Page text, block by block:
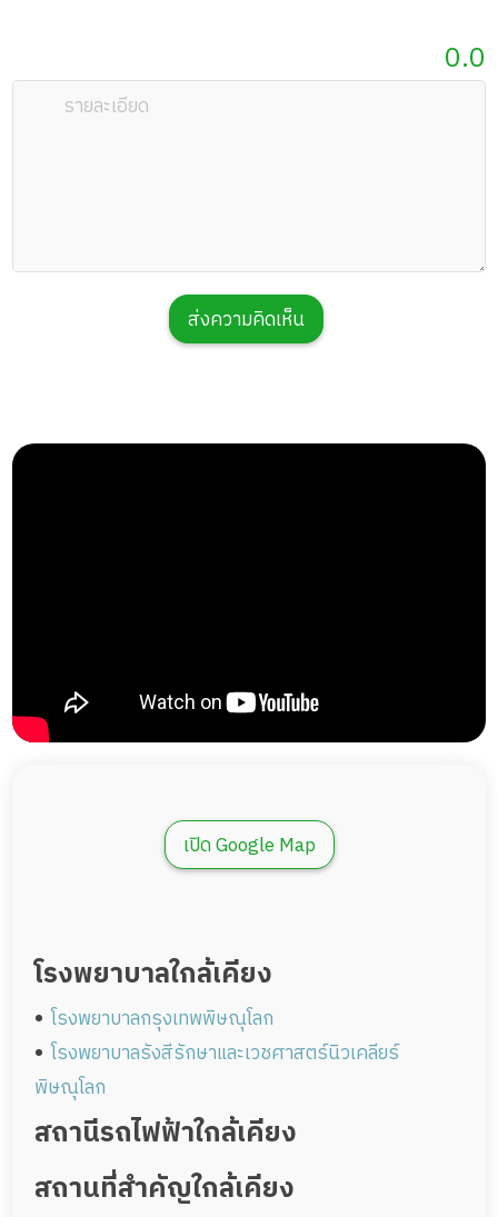
0.0
ส่งความคิดเห็น
เปิด Google Map
โรงพยาบาลใกล้เคียง
โรงพยาบาลกรุงเทพพิษณุโลก
โรงพยาบาลรังสีรักษาและเวชศาสตร์นิวเคลียร์
พิษณุโลก
สถานีรถไฟฟ้าใกล้เคียง
สถานที่สำคัญใกล้เคียง